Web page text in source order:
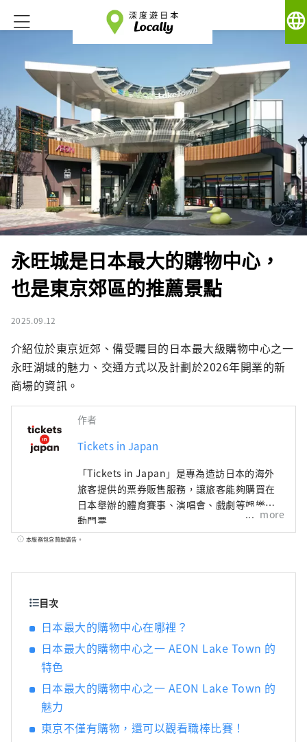
language
永旺城是日本最大的購物中心，
也是東京郊區的推薦景點
2025.09.12
介紹位於東京近郊、備受矚目的日本最大級購物中心之一
永旺湖城的魅力、交通方式以及計劃於2026年開業的新
商場的資訊。
作者
Tickets in Japan
「Tickets in Japan」是專為造訪日本的海外
旅客提供的票券販售服務，讓旅客能夠購買在
日本舉辦的體育賽事、演唱會、戲劇等娛樂活
動門票
more
本服務包含贊助廣告。
目次
日本最大的購物中心在哪裡？
日本最大的購物中心之一 AEON Lake Town 的
特色
日本最大的購物中心之一 AEON Lake Town 的
魅力
東京不僅有購物，還可以觀看職棒比賽！